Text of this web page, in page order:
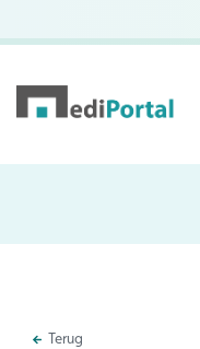
Terug